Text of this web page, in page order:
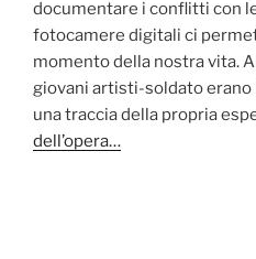
documentare i conflitti con
fotocamere digitali ci
momento della nostra vita.
giovani artisti-soldato erano
una traccia della propria
dell’opera…